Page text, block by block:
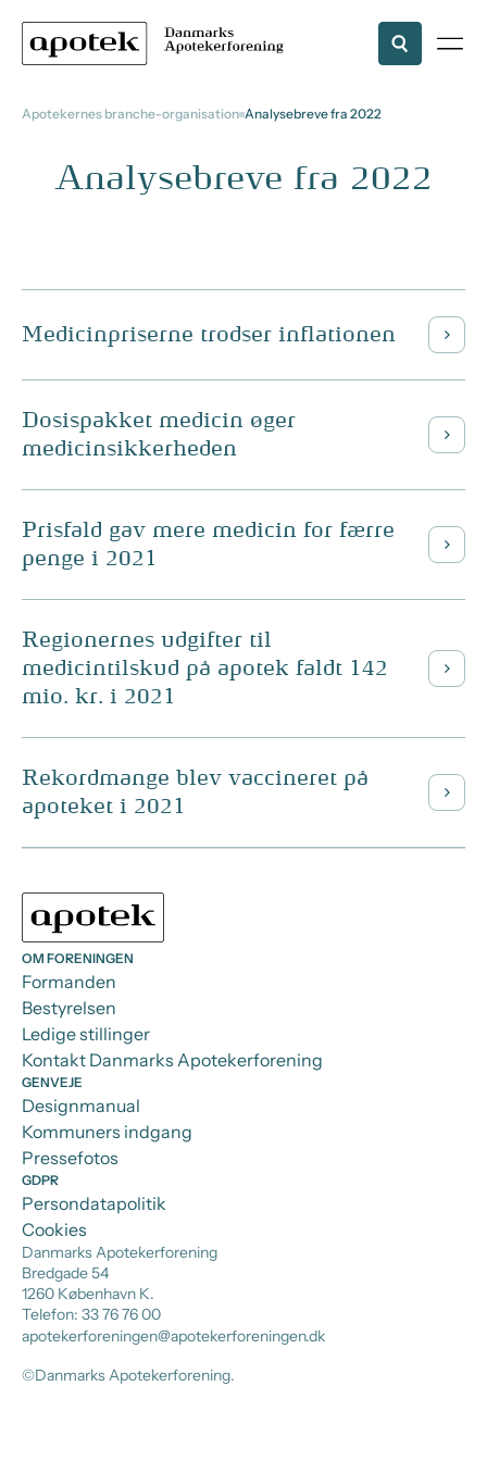
Apotekernes branche-organisation Analysebreve fra 2022
Analysebreve fra 2022
Medicinpriserne trodser inflationen
Dosispakket medicin øger
medicinsikkerheden
Prisfald gav mere medicin for færre
penge i 2021
Regionernes udgifter til
medicintilskud på apotek faldt 142
mio. kr. i 2021
Rekordmange blev vaccineret på
apoteket i 2021
Danmarks Apotekerforening
Bredgade 54
1260 København K.
Telefon: 33 76 76 00
apotekerforeningen@apotekerforeningen.dk
©Danmarks Apotekerforening.
OM FORENINGEN
Formanden
Bestyrelsen
Ledige stillinger
Kontakt Danmarks Apotekerforening
GENVEJE
Designmanual
Kommuners indgang
Pressefotos
GDPR
Persondatapolitik
Cookies